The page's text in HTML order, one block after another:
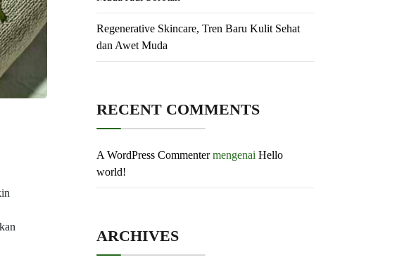
Regenerative Skincare, Tren Baru Kulit Sehat
dan Awet Muda
RECENT COMMENTS
A WordPress Commentermengenai Hello
world!
ARCHIVES